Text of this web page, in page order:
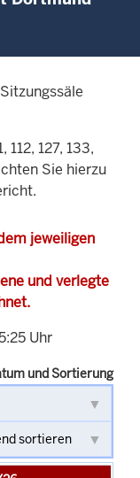
127, 133,
Sie hierzu
jeweiligen
und verlegte
Uhr
und Sortierung